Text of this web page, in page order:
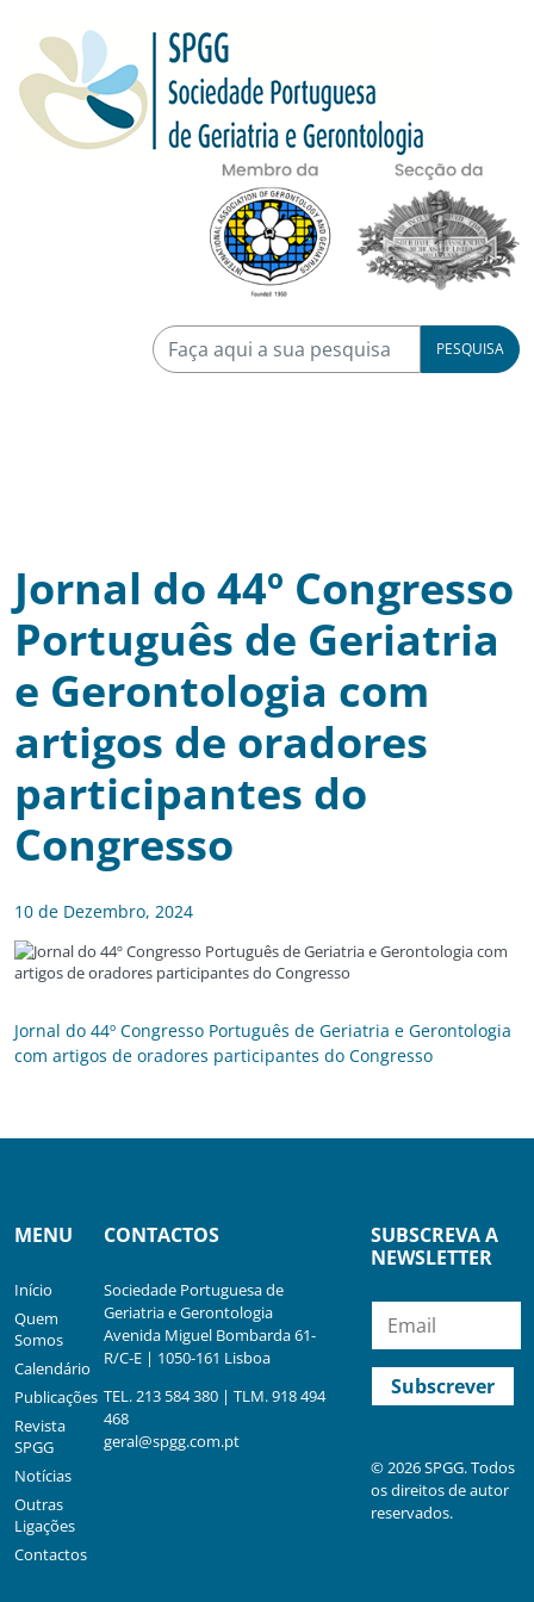
PESQUISA
Jornal do 44º Congresso
Português de Geriatria
e Gerontologia com
artigos de oradores
participantes do
Congresso
10 de Dezembro, 2024
Jornal do 44º Congresso Português de Geriatria e Gerontologia
com artigos de oradores participantes do Congresso
MENU
Início
Quem
Somos
Calendário
Publicações
Revista
SPGG
Notícias
Outras
Ligações
Contactos
CONTACTOS
Sociedade Portuguesa de
Geriatria e Gerontologia
Avenida Miguel Bombarda 61-
R/C-E | 1050-161 Lisboa
TEL. 213 584 380 | TLM. 918 494
468
geral@spgg.com.pt
SUBSCREVA A
NEWSLETTER
© 2026 SPGG. Todos
os direitos de autor
reservados.